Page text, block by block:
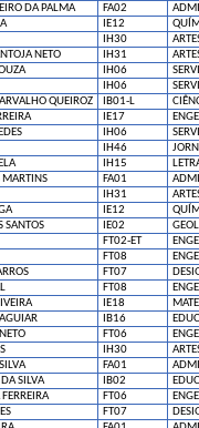
DA PALMA FA02
IE12
IH30
NETO IH31
IH06
IH06
QUEIROZ IB01-L
IE17
IH06
IH46
IH15
MARTINS FA01
IH31
IE12
SANTOS IE02
FT02-ET
FT08
FT07
FT08
IE18
IB16
FT06
IH30
FA01
SILVA IB02
FT06
FT07